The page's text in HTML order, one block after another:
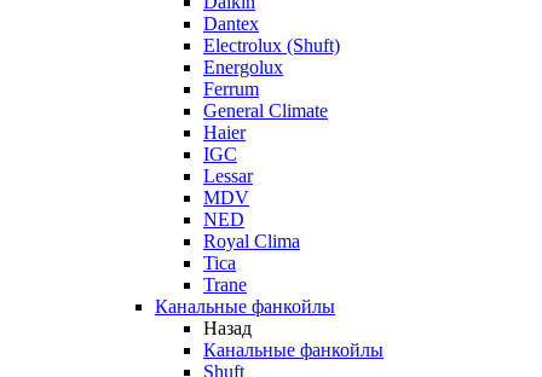
Dantex
Electrolux (Shuft)
Energolux
Ferrum
General Climate
Haier
IGC
Lessar
MDV
NED
Royal Clima
Tica
Trane
Канальные фанкойлы
Назад
Канальные фанкойлы
Shuft